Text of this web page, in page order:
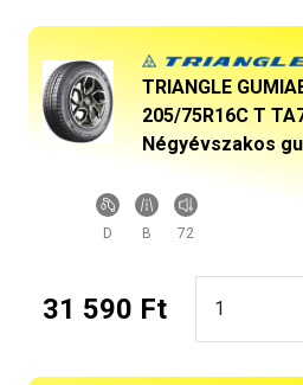
TRIANGLE
205/75R16C T
Négyévszakos
D B 72
31 590 Ft